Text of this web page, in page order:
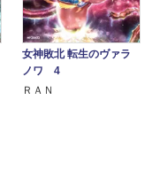
女神敗北 転生のヴァラ
ノワ 4
ＲＡＮ